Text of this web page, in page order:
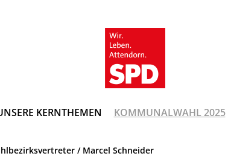
KERNTHEMEN KOMMUNALWAHL 2025
/Marcel Schneider